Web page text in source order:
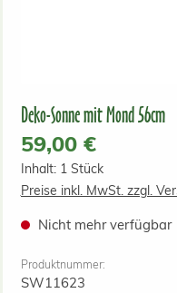
Deko-Sonne mit Mond 56cm
Regulärer Preis:
59,00 €
Inhalt: 1 Stück
Preise inkl. MwSt. zzgl.
Nicht mehr verfügbar
Produktnummer:
SW11623